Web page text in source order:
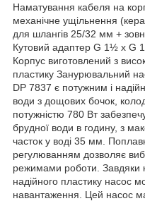
Наматування кабеля на
механічне ущільнення
для шлангів 25/32 мм +
Кутовий адаптер G 1½ x G
Корпус виготовлений з
пластику Занурювальний
DP 7837 є потужним і
води з дощових бочок,
потужністю 780 Вт
брудної води в годину, з
часток у воді 35 мм.
регулюванням дозволяє
режимами роботи. Завдяки
надійного пластику насос
навантаження. Цей насос